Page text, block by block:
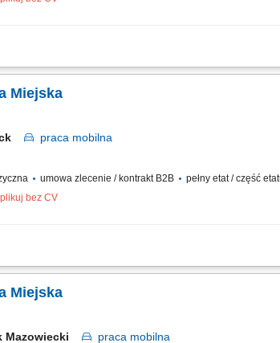
oraz drobnych przesyłek na wskazany adres,
Miejska
praca mobilna
umowa zlecenie / kontrakt B2B pełny etat / część
bez CV
oraz drobnych przesyłek na wskazany adres,
Miejska
Mazowiecki praca mobilna